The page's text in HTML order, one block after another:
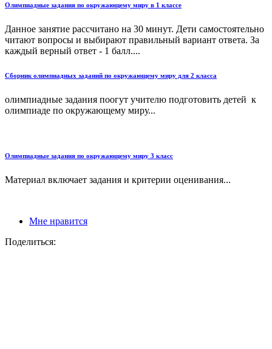
Олимпиадные задания по окружающему миру в 1 классе
Данное занятие рассчитано на 30 минут. Дети самостоятельно
читают вопросы и выбирают правильный вариант ответа. За
каждый верный ответ - 1 балл....
Сборник олимпиадных заданий по окружающему миру для 2 класса
олимпиадные задания поогут учителю подготовить детей к
олимпиаде по окружающему миру...
Олимпиадные задания по окружающему миру 3 класс
Материал включает задания и критерии оценивания...
Мне нравится
Поделиться: